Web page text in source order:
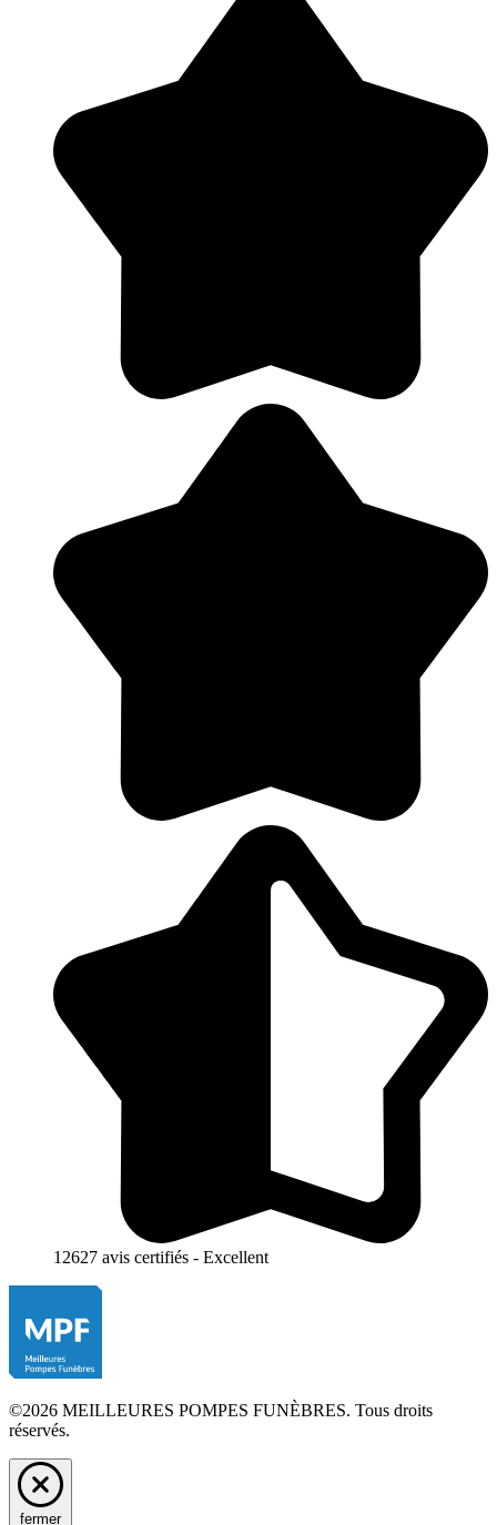
12627 avis certifiés - Excellent
©2026 MEILLEURES POMPES FUNÈBRES. Tous droits
réservés.
fermer